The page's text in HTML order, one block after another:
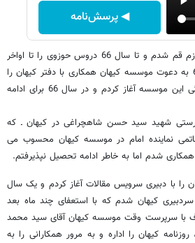
◀ پرسش‌نامه
سال 58 برای ادامه تحصیل عازم قم شدم و تا سال 66 دروس حوزوی را تا اواخر
سطح تکمیل کردم. در سال 65 به دعوت موسسه کیهان همکاری با دفتر کیهان را
در قم به عنوان نماینده فرهنگی این موسسه آغاز کردم و در سال 66 برای ادامه
شهید سید حسن شاهچراغی در کیهان ـ که
نماینده امام در موسسه کیهان محسوب می
شدم اما به خاطر ادامه تحصیل نپذیرفتم.
کیهان را با دبیری سرویس مقالات آغاز کردم و یک سال
شورای سردبیری کیهان شدم که با استعفای چند ماه بعد
با سرپرست وقت موسسه کیهان آقای سید محمد
کیهان را اداره و به مرور همکارانی را به